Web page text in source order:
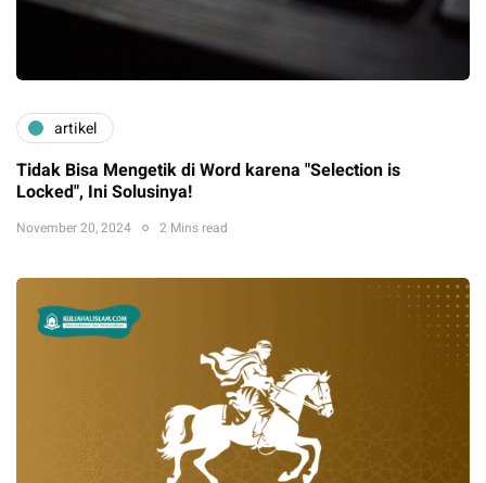
artikel
Tidak Bisa Mengetik di Word karena "Selection is
Locked", Ini Solusinya!
November 20, 2024 2 Mins read